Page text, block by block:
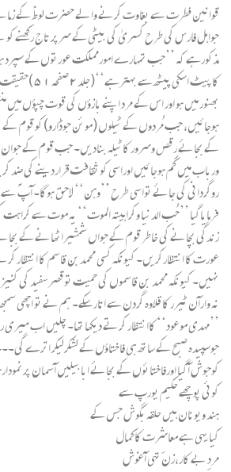
قوانین فطرت سے بغاوت کرنے والے حضرت لوطؑ کے
جواہل فارس کی طرح کسریٰ کی بیٹی کے سرپر تاج رکھنے
مذکورہے کہ ’’جب تمہارے امورمملکت عورتوں کے سپرد
کا پیٹ اسکی
بھنور میں ہو اور اس کے مرد اپنے بازؤں کی قوت چپؤں
ہوجائیں، جب مُردوں کے ٹیلوں (موئن جوڈارو) کو قوم
کے بجائے رقص وسرور کاٹیلہ بنادیں۔ جب قوم کے جوان
ورباب میں گم ہوجائیں اوراسی کو ثقافت قراردینے کی
روگردانی کی جائے تواسی طرح ’’وہن‘‘ لاحق ہوگا۔ آپ ؐ سے
فرمایاگیا ’’حُب الدنیا وکراہیتہ الموت‘‘ یہ موت سے
زندگی بچانے کی خاطر قوم کے جواں شمشیراٹھانے کے
عورت کا انتظارکریں۔ کیونکہ کسی محمدبن قاسم کا انتظار
نہیں۔ کیونکہ محمد بن قاسموں کی حمیت توقصرسفید کی
نہ وارآن ٹیرر کا قلاوہ گردن سے اتارسکے۔ ہم نے تو اچھی
’’مہدی موعود‘‘ کاانتظار کرتے دیکھا تھا۔ چلیں اب میری
جوسپیدہ صبح کے ساتھ ہی فاختاؤں کے لشکرلیکر اترے
کوجوش آگیا اورفاختائوں کے بجائے ابابیلیں آسمان
کوئی پوچھے حکیم یورپ سے
ہند ویونان ہیں حلقہ بگوش جس کے
کیا یہی ہے معاشرت کاکمال
مردِ بے کار،زنَ تہی آغوش